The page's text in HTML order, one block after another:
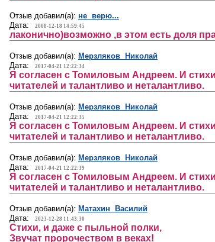
Отзыв добавил(а): не верю...
Дата:
2008-12-18 14:59:45
лаконично)возможно ,в этом есть доля
Отзыв добавил(а): Мерзляков Николай
Дата:
2017-04-21 12:22:34
Я согласен с Томиловым Андреем. И
читателей и талантливо и неталантливо.
Отзыв добавил(а): Мерзляков Николай
Дата:
2017-04-21 12:22:35
Я согласен с Томиловым Андреем. И
читателей и талантливо и неталантливо.
Отзыв добавил(а): Мерзляков Николай
Дата:
2017-04-21 12:22:39
Я согласен с Томиловым Андреем. И
читателей и талантливо и неталантливо.
Отзыв добавил(а): Матахин Василий
Дата:
2023-12-28 11:43:30
Стихи, и даже с пыльной полки,
Звучат пророчеством в веках!